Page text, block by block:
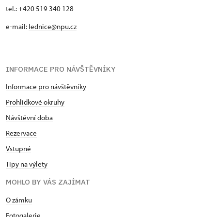
tel.: +420 519 340 128
e-mail: lednice@npu.cz
INFORMACE PRO NÁVŠTĚVNÍKY
Informace pro návštěvníky
Prohlídkové okruhy
Návštěvní doba
Rezervace
Vstupné
Tipy na výlety
MOHLO BY VÁS ZAJÍMAT
O zámku